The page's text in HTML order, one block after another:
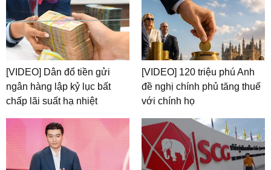
[VIDEO] Dân đổ tiền gửi
ngân hàng lập kỷ lục bất
chấp lãi suất hạ nhiệt
[VIDEO] 120 triệu phú Anh
đề nghị chính phủ tăng thuế
với chính họ